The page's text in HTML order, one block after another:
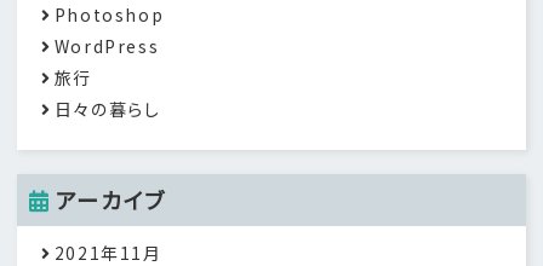
Photoshop
WordPress
旅行
日々の暮らし
アーカイブ
2021年11月